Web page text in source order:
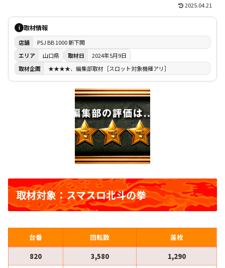
2025.04.21
i 取材情報
店舗
PSJ BB 1000 新下関
エリア
山口県 取材日
2024年5月9日
取材企画
★★★★、編集部取材［スロット対象機種アリ］
取材対象：スマスロ北斗の拳
台番 回転数
差枚
820
3,580
1,290